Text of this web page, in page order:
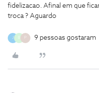
fidelizacao. Afinal em que
troca ? Aguardo
J 9 pessoas gostaram